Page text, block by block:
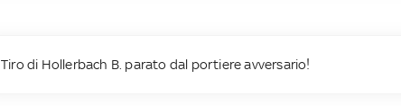
Tiro di Hollerbach B. parato dal portiere avversario!